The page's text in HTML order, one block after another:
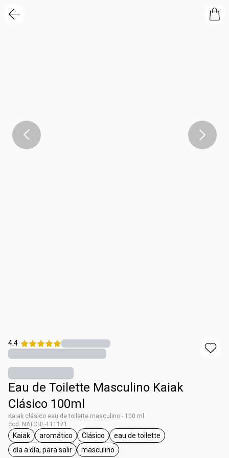
4.4
Eau de Toilette Masculino Kaiak
Clásico 100ml
Kaiak clásico eau de toilette masculino - 100 ml
cod. NATCHL-111171
general.tag Kaiak
Kaiak
general.tag aromático
aromático
general.tag Clásico
Clásico
general.tag eau de toilette
eau de toilette
general.tag día a día, para salir
día a día, para salir
general.tag masculino
masculino